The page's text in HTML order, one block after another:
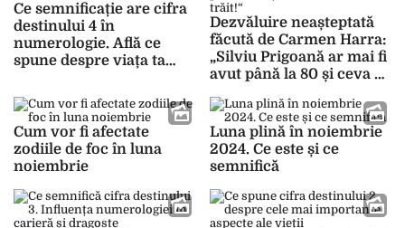
Ce semnificație are cifra
destinului 4 în
numerologie. Află ce
spune despre viața ta
Dezvăluire neașteptată
făcută de Carmen Harra:
„Silviu Prigoană ar mai fi
avut până la 80 și ceva de
Cum vor fi afectate
zodiile de foc în luna
noiembrie
Luna plină în noiembrie
2024. Ce este și ce
semnifică